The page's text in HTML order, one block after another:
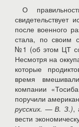
О
свидетельствует
после военного
стала, по своим
№1 (об этом ЦТ
Несмотря на
которые
время
компании
поручили
русских. — В. З.),
вести